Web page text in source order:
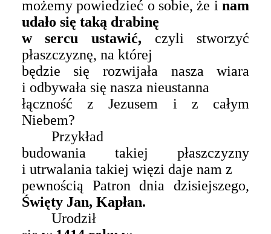
możemy powiedzieć o sobie, że inam
udało się taką drabinę
w sercu ustawić, czyli stworzyć
płaszczyznę, na której
będzie się rozwijała nasza wiara
i odbywała się nasza nieustanna
łączność z Jezusem i z całym
Niebem?
Przykład
budowania takiej płaszczyzny
i utrwalania takiej więzi daje nam z
pewnością Patron dnia dzisiejszego,
Święty Jan, Kapłan.
Urodził